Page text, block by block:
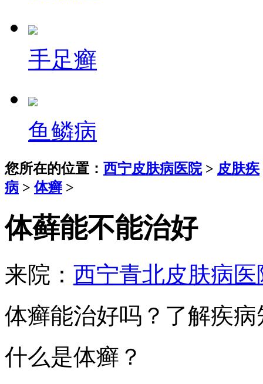
手足癣
鱼鳞病
您所在的位置： 西宁皮肤病医院> 皮肤疾
病 >体癣 >
体藓能不能治好
来院： 西宁青北皮肤病医
体癣能治好吗？了解疾
什么是体癣？